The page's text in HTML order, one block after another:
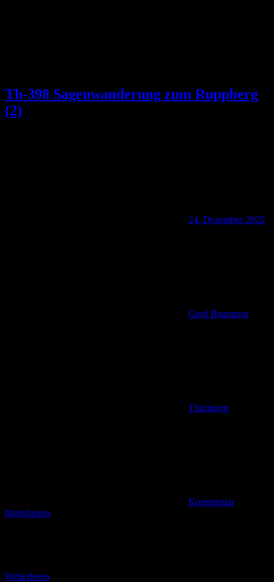
Th-398 Sagenwanderung zum Ruppberg
(2)
24. Dezember 2025
Gerd Baumung
Thüringen
Kommentar
hinterlassen
Weiterlesen